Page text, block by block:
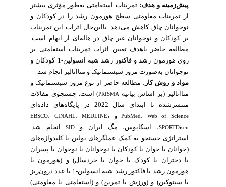
پیش‌زمینه و هدف:تمرینات استقامتی به‌طور مؤثری بیشتر
از تمرینات مقاومتی سطح هورمون رشد را در کودکان و
نوجوانان چاق کاهش می‌دهد. بااین‌حال اثرات این تمرینات
بر کودکان و نوجوانان غیر چاق در هاله‌ای از ابهام است.
مطالعه حاضر باهدف تعیین اثرات تمرینات استقامتی بر
روی هورمون رشد و فاکتور رشد شبه انسولین-1 کودکان و
نوجوانان به‌صورت مرور سیستماتیک و متاآنالیز انجام شد.
مواد و روش‌ کار: مطالعه حاضر از نوع مرور سیستماتیک و
متاآنالیز (بر اساس بیانیهPRISMA) است. جستجوی مقالات
منتشرشده تا ابتدای سال 2022 در پایگاه‌های داده‌ای
PubMed ،Web of Science و EBSCO ،CINAHL ،MEDLINE ،
SPORTDiscu، اسکاپوس، مگ ایران وSIDانجام شد.
استراتژی جستجو به کمک عملگرهای بولین با کلیدواژه‌های
(جوانان یا جوان یا کودکان یا نوجوانان یا نوجوان یا پسران
یا دختران یا کودک یا جوان یا خردسال) و (هورمون‌ یا
هورمون رشد یا فاکتور رشد شبه انسولین-1 یا غدد درون‌ریز
یا سیتوکین) و (ورزش یا تمرین) و (استقامتی یا مقاومتی)